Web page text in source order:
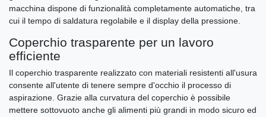
macchina dispone di funzionalità completamente automatiche, tra
cui il tempo di saldatura regolabile e il display della pressione.
Coperchio trasparente per un lavoro
efficiente
Il coperchio trasparente realizzato con materiali resistenti all'usura
consente all'utente di tenere sempre d'occhio il processo di
aspirazione. Grazie alla curvatura del coperchio è possibile
mettere sottovuoto anche gli alimenti più grandi in modo sicuro ed